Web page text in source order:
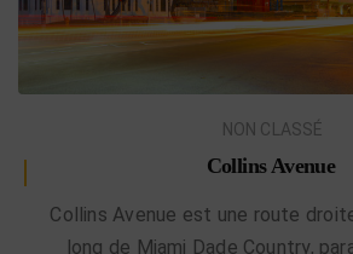
NON CLASSÉ
Collins Avenue
Collins Avenue est une route
long de Miami Dade Country,